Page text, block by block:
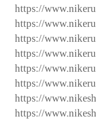
https://
https://
https://
https://
https://
https://
https://
https://